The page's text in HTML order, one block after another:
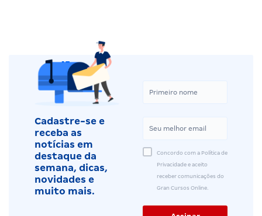
Cadastre-se e
receba as
notícias em
destaque da
semana, dicas,
novidades e
muito mais.
Concordo com a Política de
Privacidade e aceito
receber comunicações do
Gran Cursos Online.